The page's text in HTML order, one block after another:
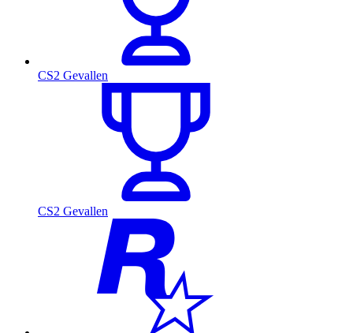
CS2 Gevallen
CS2 Gevallen